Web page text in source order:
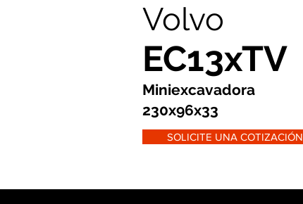
Volvo
EC13xTV
Miniexcavadora
230x96x33
SOLICITE UNA COTIZACIÓN